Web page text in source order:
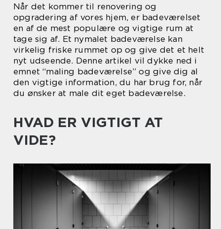
Når det kommer til renovering og
opgradering af vores hjem, er badeværelset
en af de mest populære og vigtige rum at
tage sig af. Et nymalet badeværelse kan
virkelig friske rummet op og give det et helt
nyt udseende. Denne artikel vil dykke ned i
emnet “maling badeværelse” og give dig al
den vigtige information, du har brug for, når
du ønsker at male dit eget badeværelse.
HVAD ER VIGTIGT AT
VIDE?